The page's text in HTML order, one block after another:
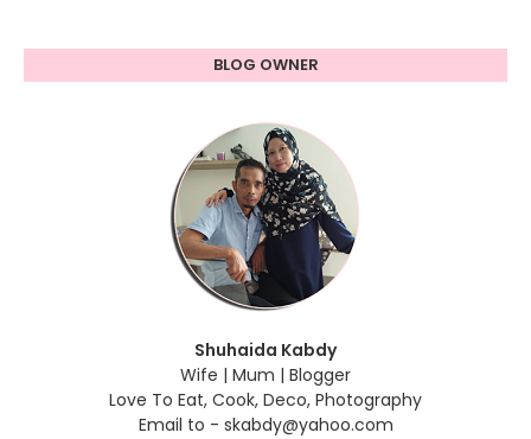
BLOG OWNER
Shuhaida Kabdy
Wife | Mum | Blogger
Love To Eat, Cook, Deco, Photography
Email to - skabdy@yahoo.com